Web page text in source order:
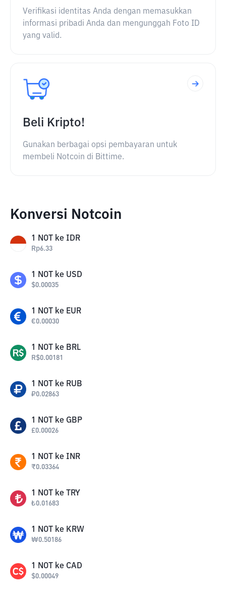
Verifikasi identitas Anda dengan memasukkan
informasi pribadi Anda dan mengunggah Foto ID
yang valid.
Beli Kripto!
Gunakan berbagai opsi pembayaran untuk
membeli Notcoin di Bittime.
Konversi Notcoin
1 NOT ke IDR
Rp6.33
1 NOT ke USD
$0.00035
1 NOT ke EUR
€0.00030
1 NOT ke BRL
R$0.00181
1 NOT ke RUB
₽0.02863
1 NOT ke GBP
£0.00026
1 NOT ke INR
₹0.03364
1 NOT ke TRY
₺0.01683
1 NOT ke KRW
₩0.50186
1 NOT ke CAD
$0.00049